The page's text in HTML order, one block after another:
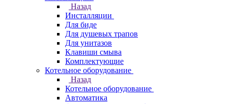
Назад
Инсталляции
Для биде
Для душевых трапов
Для унитазов
Клавиши смыва
Комплектующие
Котельное оборудование
Назад
Котельное оборудование
Автоматика